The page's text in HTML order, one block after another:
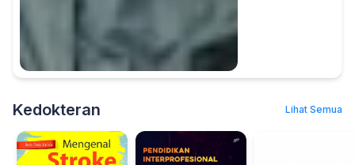
Kedokteran Lihat Semua